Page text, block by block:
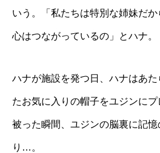
いう。「私たちは特別な姉妹だ
心はつながっているの」とハナ。
ハナが施設を発つ日、ハナはあ
たお気に入りの帽子をユジンに
被った瞬間、ユジンの脳裏に記憶
り…。